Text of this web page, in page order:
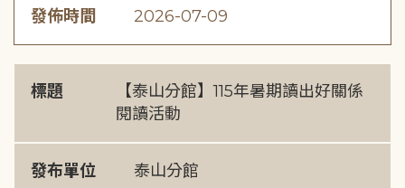
發佈時間 2026-07-09
標題
【泰山分館】115年暑期讀出好關係
閱讀活動
發布單位 泰山分館